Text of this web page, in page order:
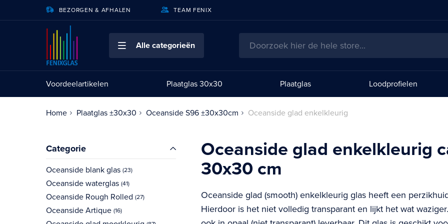
BEZORGEN & AFHALEN TEAM FENIX
GA
DIRECT
DOOR
INHOUD
Alle categorieën
Zoeken
Voordeelartikelen Plaatglas 30x30 Plaatglas Loodprofielen
Home Plaatglas ±30x30 Oceanside S96 ±30x30cm Oceanside glad enkelkleurig
Oceanside glad enkelkleurig
30x30 cm
Oceanside glad (smooth) enkelkleurig glas heeft een
Hierdoor is het niet volledig transparant en lijkt het wat
Filteren
Winkelmogelijkheden
Categorie
Oceanside blank glas 23
items
Oceanside waterglas 41
items
Oceanside Rough Rolled 27
items
Oceanside Artique 16
items